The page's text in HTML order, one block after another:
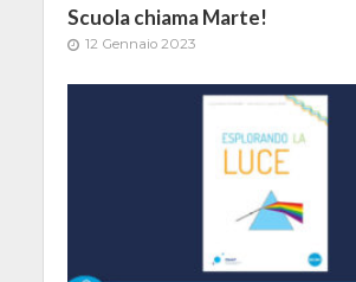
Scuola chiama Marte!
12 Gennaio 2023